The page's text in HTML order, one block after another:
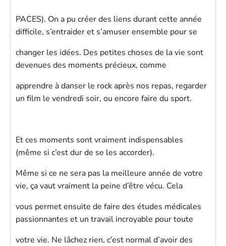
PACES). On a pu créer des liens durant cette année
difficile, s’entraider et s’amuser ensemble pour se
changer les idées. Des petites choses de la vie sont
devenues des moments précieux, comme
apprendre à danser le rock après nos repas, regarder
un film le vendredi soir, ou encore faire du sport.
Et ces moments sont vraiment indispensables
(même si c’est dur de se les accorder).
Même si ce ne sera pas la meilleure année de votre
vie, ça vaut vraiment la peine d’être vécu. Cela
vous permet ensuite de faire des études médicales
passionnantes et un travail incroyable pour toute
votre vie. Ne lâchez rien, c’est normal d’avoir des